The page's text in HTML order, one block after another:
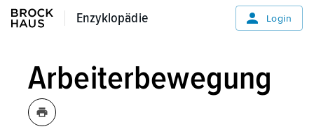
Enzyklopädie
Enzyklopädie Login
Arbeiterbewegung